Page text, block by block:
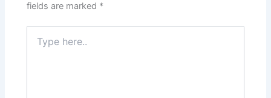
fields are marked *
here..